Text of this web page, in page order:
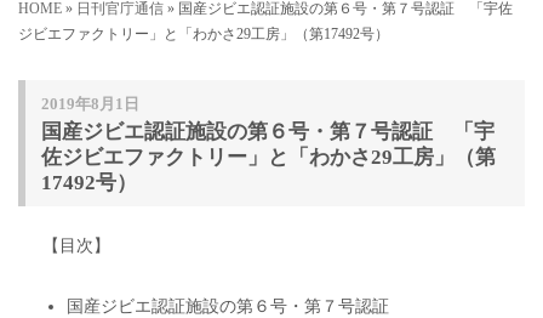
HOME » 日刊官庁通信 » 国産ジビエ認証施設の第６号・第７号認証 「宇佐
ジビエファクトリー」と「わかさ29工房」（第17492号）
2019年8月1日
国産ジビエ認証施設の第６号・第７号認証 「宇
佐ジビエファクトリー」と「わかさ29工房」（第
17492号）
【目次】
国産ジビエ認証施設の第６号・第７号認証